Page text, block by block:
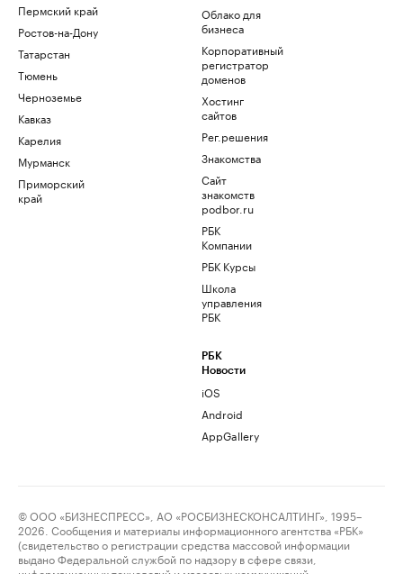
Пермский край
Ростов-на-Дону
Татарстан
Тюмень
Черноземье
Кавказ
Карелия
Мурманск
Приморский
край
Облако для
бизнеса
Корпоративный
регистратор
доменов
Хостинг
сайтов
Рег.решения
Знакомства
Сайт
знакомств
podbor.ru
РБК
Компании
РБК Курсы
Школа
управления
РБК
РБК
Новости
iOS
Android
AppGallery
© ООО «БИЗНЕСПРЕСС», АО «РОСБИЗНЕСКОНСАЛТИНГ», 1995–
2026. Сообщения и материалы информационного агентства «РБК»
(свидетельство о регистрации средства массовой информации
выдано Федеральной службой по надзору в сфере связи,